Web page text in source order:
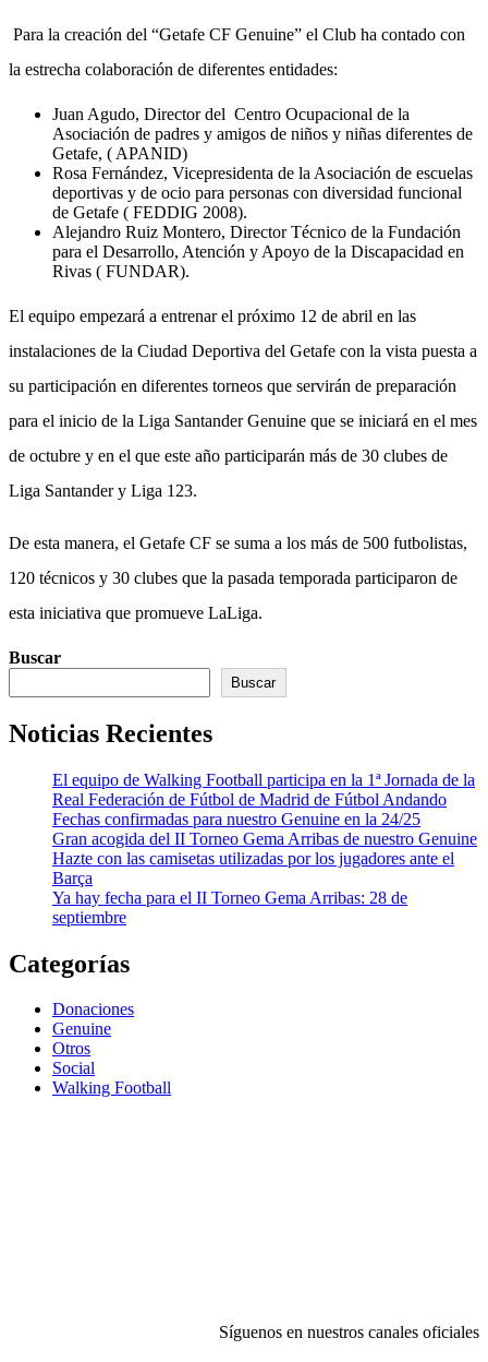
Para la creación del “Getafe CF Genuine” el Club ha contado con
la estrecha colaboración de diferentes entidades:
Juan Agudo, Director del Centro Ocupacional de la
Asociación de padres y amigos de niños y niñas diferentes de
Getafe, ( APANID)
Rosa Fernández, Vicepresidenta de la Asociación de escuelas
deportivas y de ocio para personas con diversidad funcional
de Getafe ( FEDDIG 2008).
Alejandro Ruiz Montero, Director Técnico de la Fundación
para el Desarrollo, Atención y Apoyo de la Discapacidad en
Rivas ( FUNDAR).
El equipo empezará a entrenar el próximo 12 de abril en las
instalaciones de la Ciudad Deportiva del Getafe con la vista puesta a
su participación en diferentes torneos que servirán de preparación
para el inicio de la Liga Santander Genuine que se iniciará en el mes
de octubre y en el que este año participarán más de 30 clubes de
Liga Santander y Liga 123.
De esta manera, el Getafe CF se suma a los más de 500 futbolistas,
120 técnicos y 30 clubes que la pasada temporada participaron de
esta iniciativa que promueve LaLiga.
Buscar
Buscar
Noticias Recientes
El equipo de Walking Football participa en la 1ª Jornada de la
Real Federación de Fútbol de Madrid de Fútbol Andando
Fechas confirmadas para nuestro Genuine en la 24/25
Gran acogida del II Torneo Gema Arribas de nuestro Genuine
Hazte con las camisetas utilizadas por los jugadores ante el
Barça
Ya hay fecha para el II Torneo Gema Arribas: 28 de
septiembre
Categorías
Donaciones
Genuine
Otros
Social
Walking Football
Síguenos en nuestros canales oficiales